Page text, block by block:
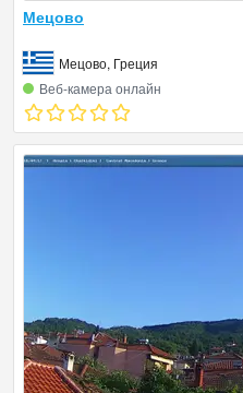
Мецово
Мецово, Греция
Веб‑камера онлайн